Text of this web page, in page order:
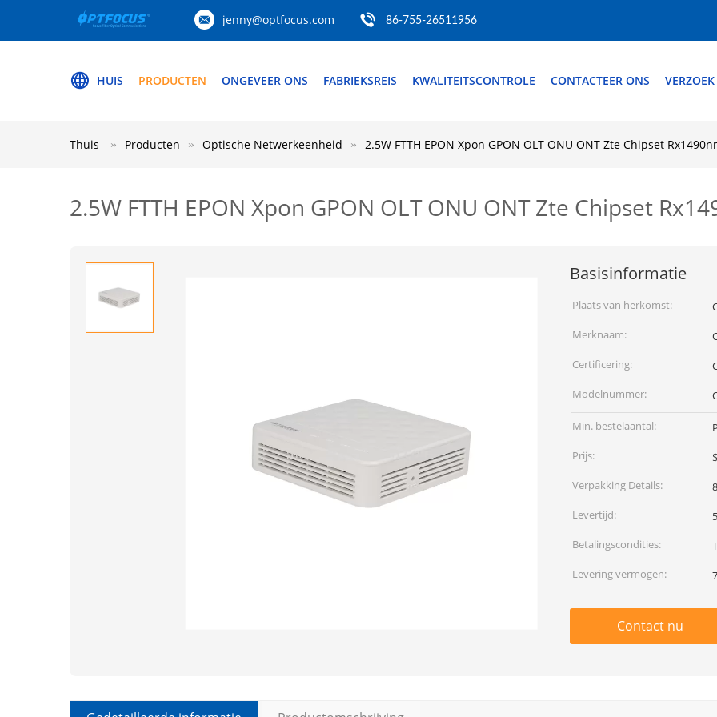
jenny@optfocus.com 86-755-26511956
HUIS PRODUCTEN ONGEVEER ONS FABRIEKSREIS KWALITEITSCONTROLE CONTACTEER ONS
Thuis Producten Optische Netwerkeenheid 2.5W FTTH EPON Xpon GPON OLT ONU ONT Zte Chipset
2.5W FTTH EPON Xpon GPON OLT ONU ONT Zte Chipset
Basisinformatie
Plaats van herkomst:
Merknaam:
Certificering:
Modelnummer:
Min. bestelaantal:
Prijs:
Verpakking Details:
Levertijd:
Betalingscondities:
Levering vermogen:
Contact nu